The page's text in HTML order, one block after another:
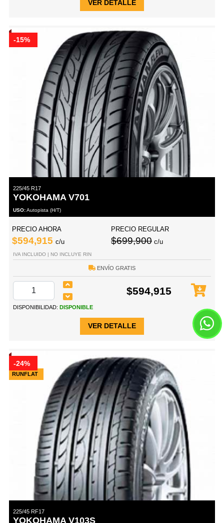
VER DETALLE
-15%
225/45 R17
YOKOHAMA V701
USO:Autopista (H/T)
PRECIO AHORA
$594,915 c/u
PRECIO REGULAR
$699,900 c/u
IVA INCLUIDO | NO INCLUYE RIN
ENVÍO GRATIS
$594,915
DISPONIBILIDAD: DISPONIBLE
VER DETALLE
RUNFLAT
-24%
225/45 RF17
YOKOHAMA V103S